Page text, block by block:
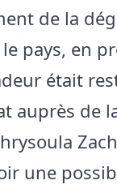
de la
pays, en
était
auprès de
une